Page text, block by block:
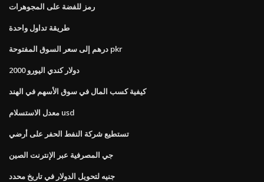
رمز للفضة على المجوهرات
طريقة تداول واحدة
درهم إلى سعر السوق المفتوحة pkr
2000 دولار كندي اليورو
كيفية كسب المال في سوق الأسهم في الهند
معدل الاستسلام usd
تستطيع شركة النفط الحفر على أرضي
جي المصرفية عبر الإنترنت الصين
جنيه لتحويل الدولار في تاريخ محدد